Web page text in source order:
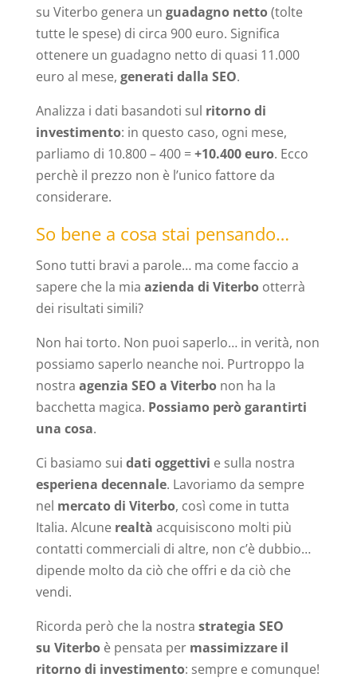
su Viterbo genera un guadagno netto(tolte
tutte le spese) di circa 900 euro. Significa
ottenere un guadagno netto di quasi 11.000
euro al mese, generati dalla SEO.
Analizza i dati basandoti sul ritorno di
investimento: in questo caso, ogni mese,
parliamo di 10.800 – 400 =+10.400 euro. Ecco
perchè il prezzo non è l’unico fattore da
considerare.
So bene a cosa stai pensando…
Sono tutti bravi a parole… ma come faccio a
sapere che la mia azienda di Viterbootterrà
dei risultati simili?
Non hai torto. Non puoi saperlo… in verità, non
possiamo saperlo neanche noi. Purtroppo la
nostra agenzia SEO a Viterbonon ha la
bacchetta magica. Possiamo però garantirti
una cosa.
Ci basiamo sui dati oggettivi e sulla nostra
esperiena decennale. Lavoriamo da sempre
nel mercato di Viterbo, così come in tutta
Italia. Alcune realtà acquisiscono molti più
contatti commerciali di altre, non c’è dubbio…
dipende molto da ciò che offri e da ciò che
vendi.
Ricorda però che la nostra strategia SEO
su Viterboè pensata per massimizzare il
ritorno di investimento: sempre e comunque!